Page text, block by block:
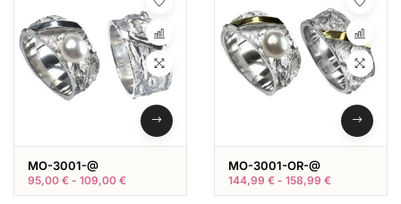
MO-3001-@
95,00 € - 109,00 €
MO-3001-OR-@
144,99 € - 158,99 €